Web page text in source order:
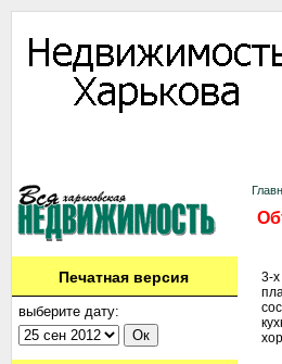
Печатная версия
выберите дату:
3-